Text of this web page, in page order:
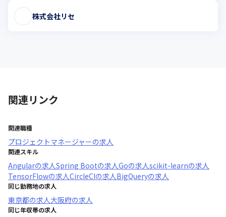
株式会社リセ
関連リンク
関連職種
プロジェクトマネージャーの求人
関連スキル
Angularの求人Spring Bootの求人Goの求人scikit-learnの求人
TensorFlowの求人CircleCIの求人BigQueryの求人
同じ勤務地の求人
東京都の求人大阪府の求人
同じ年収帯の求人